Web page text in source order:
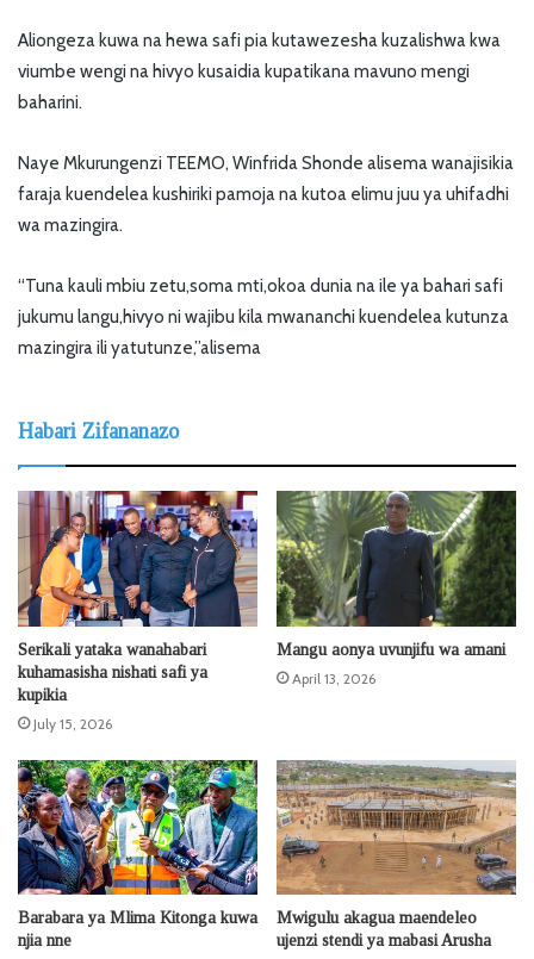
Aliongeza kuwa na hewa safi pia kutawezesha kuzalishwa kwa
viumbe wengi na hivyo kusaidia kupatikana mavuno mengi
baharini.
Naye Mkurungenzi TEEMO, Winfrida Shonde alisema wanajisikia
faraja kuendelea kushiriki pamoja na kutoa elimu juu ya uhifadhi
wa mazingira.
“Tuna kauli mbiu zetu,soma mti,okoa dunia na ile ya bahari safi
jukumu langu,hivyo ni wajibu kila mwananchi kuendelea kutunza
mazingira ili yatutunze,”alisema
Habari Zifananazo
Serikali yataka wanahabari
kuhamasisha nishati safi ya
kupikia
July 15, 2026
Mangu aonya uvunjifu wa amani
April 13, 2026
Barabara ya Mlima Kitonga kuwa
njia nne
Mwigulu akagua maendeleo
ujenzi stendi ya mabasi Arusha